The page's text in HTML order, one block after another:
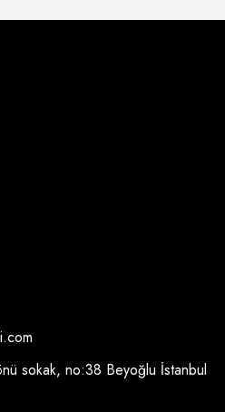
sokak, no:38 Beyoğlu İstanbul